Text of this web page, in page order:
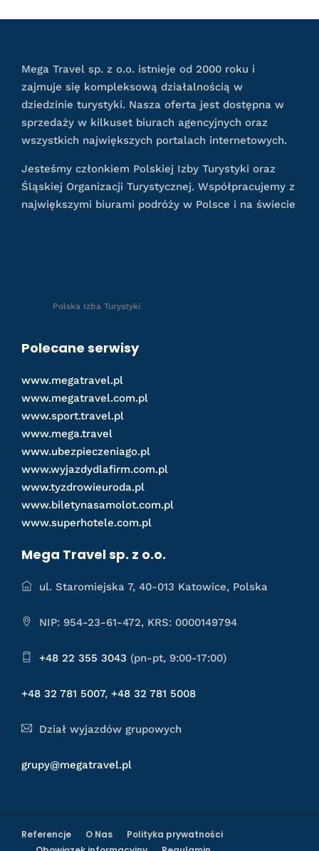
Mega Travel sp. z o.o. istnieje od 2000 roku i
zajmuje się kompleksową działalnością w
dziedzinie turystyki. Nasza oferta jest dostępna w
sprzedaży w kilkuset biurach agencyjnych oraz
wszystkich największych portalach internetowych.
Jesteśmy członkiem Polskiej Izby Turystyki oraz
Śląskiej Organizacji Turystycznej. Współpracujemy z
największymi biurami podróży w Polsce i na świecie
Polska Izba Turystyki
Polecane serwisy
www.megatravel.pl
www.megatravel.com.pl
www.sport.travel.pl
www.mega.travel
www.ubezpieczeniago.pl
www.wyjazdydlafirm.com.pl
www.tyzdrowieuroda.pl
www.biletynasamolot.com.pl
www.superhotele.com.pl
Mega Travel sp. z o.o.
ul. Staromiejska 7, 40-013 Katowice, Polska
NIP: 954-23-61-472, KRS: 0000149794
+48 22 355 3043 (pn-pt, 9:00-17:00)
+48 32 781 5007, +48 32 781 5008
Dział wyjazdów grupowych
grupy@megatravel.pl
Referencje O Nas
Polityka prywatności